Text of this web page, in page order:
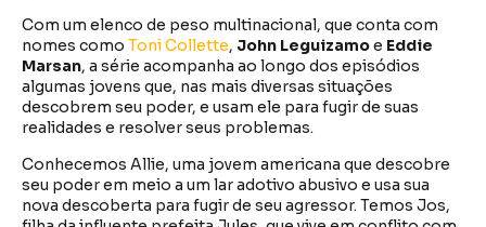
Com um elenco de peso multinacional, que conta com
nomes como Toni Collette, John Leguizamoe Eddie
Marsan, a série acompanha ao longo dos episódios
algumas jovens que, nas mais diversas situações
descobrem seu poder, e usam ele para fugir de suas
realidades e resolver seus problemas.
Conhecemos Allie, uma jovem americana que descobre
seu poder em meio a um lar adotivo abusivo e usa sua
nova descoberta para fugir de seu agressor. Temos Jos,